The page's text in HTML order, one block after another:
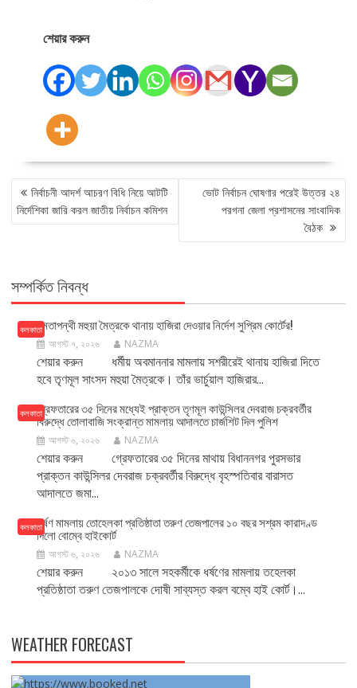
শেয়ার করুন
POST
NAVIGATION
নির্বাচনী আদর্শ আচরণ বিধি নিয়ে আটটি
নির্দেশিকা জারি করল জাতীয় নির্বাচন কমিশন
ভোট নির্বাচন ঘোষণার পরেই উত্তর ২৪
পরগনা জেলা প্রশাসনের সাংবাদিক
বৈঠক
সম্পর্কিত নিবন্ধ
কলকাতামমতাপন্থী মহুয়া মৈত্রকে থানায় হাজিরা দেওয়ার নির্দেশ সুপ্রিম কোর্টের!
আগস্ট ৭, ২০২৬ NAZMA
শেয়ার করুন ধর্মীয় অবমাননার মামলায় সশরীরেই থানায় হাজিরা দিতে
হবে তৃণমূল সাংসদ মহুয়া মৈত্রকে। তাঁর ভার্চুয়াল হাজিরার...
কলকাতাগ্রেফতারের ৩৫ দিনের মধ্যেই প্রাক্তন তৃণমূল কাউন্সিলর দেবরাজ চক্রবর্তীর
বিরুদ্ধে তোলাবাজি সংক্রান্ত মামলায় আদালতে চার্জশিট দিল পুলিশ
আগস্ট ৬, ২০২৬ NAZMA
শেয়ার করুন গ্রেফতারের ৩৫ দিনের মাথায় বিধাননগর পুরসভার
প্রাক্তন কাউন্সিলর দেবরাজ চক্রবর্তীর বিরুদ্ধে বৃহস্পতিবার বারাসত
আদালতে জমা...
কলকাতাধর্ষণ মামলায় তোহেলকা প্রতিষ্ঠাতা তরুণ তেজপালের ১০ বছর সশ্রম কারাদণ্ড
দিলো বোম্বে হাইকোর্ট
আগস্ট ৬, ২০২৬ NAZMA
শেয়ার করুন ২০১৩ সালে সহকর্মীকে ধর্ষণের মামলায় তহেলকা
প্রতিষ্ঠাতা তরুণ তেজপালকে দোষী সাব্যস্ত করল বম্বে হাই কোর্ট।...
WEATHER FORECAST